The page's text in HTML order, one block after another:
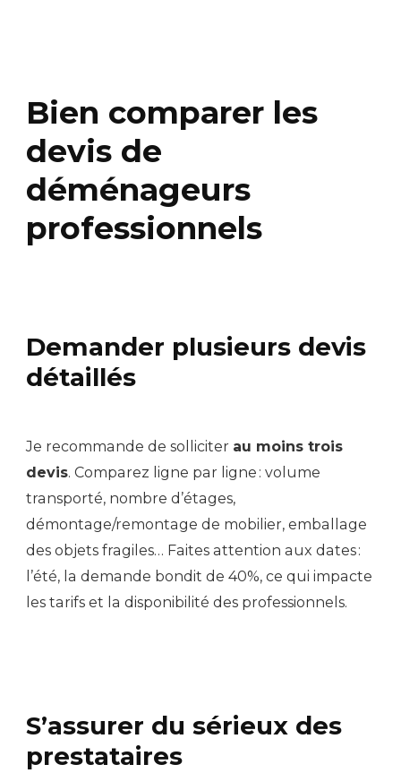
Bien comparer les
devis de
déménageurs
professionnels
Demander plusieurs devis
détaillés
Je recommande de solliciter au moins trois
devis. Comparez ligne par ligne : volume
transporté, nombre d’étages,
démontage/remontage de mobilier, emballage
des objets fragiles… Faites attention aux dates :
l’été, la demande bondit de 40%, ce qui impacte
les tarifs et la disponibilité des professionnels.
S’assurer du sérieux des
prestataires